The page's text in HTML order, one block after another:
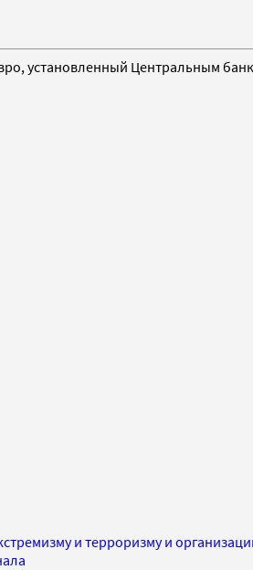
установленный Центральным
и терроризму и